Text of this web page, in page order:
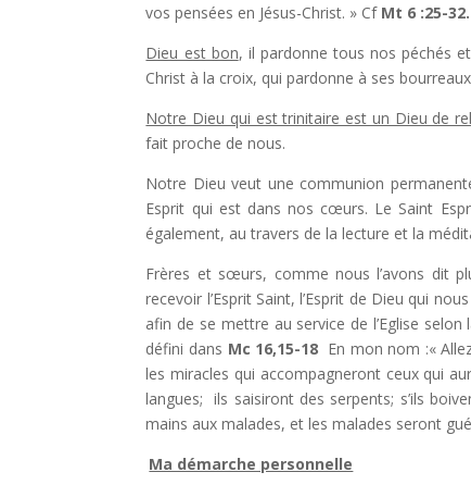
vos pensées en Jésus-Christ. » Cf Mt 6 :25-32.
Dieu est bon, il pardonne tous nos péchés
Christ à la croix, qui pardonne à ses
Notre Dieu qui est trinitaire est un Dieu de
fait proche de nous.
Notre Dieu veut une communion
Esprit qui est dans nos cœurs. Le Saint
également, au travers de la lecture et la
Frères et sœurs, comme nous l’avons dit
recevoir l’Esprit Saint, l’Esprit de Dieu qui
afin de se mettre au service de l’Eglise
défini dans Mc 16,15-18 En mon nom :«
les miracles qui accompagneront ceux qui
langues; ils saisiront des serpents; s’ils
mains aux malades, et les malades seront
Ma démarche personnelle